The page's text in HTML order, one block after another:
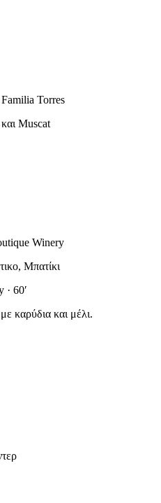
Torres
Muscat
Winery
Μπατίκι
· 60′
καρύδια και μέλι.